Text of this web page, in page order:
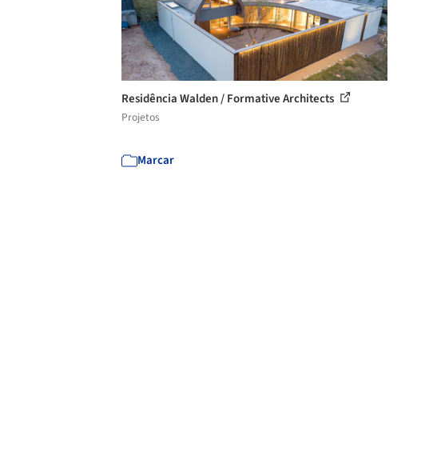
Residência Walden / Formative Architects
Projetos
Marcar